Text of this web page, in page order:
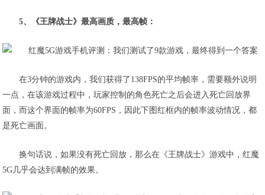
5、《王牌战士》最高画质，最高帧：
在3分钟的游戏内，我们获得了138FPS的平均帧率 ，需要额外说明
一点，在该游戏过程中，玩家控制的角色死亡之后会进入死亡回放界
面，而这个界面的帧率为60FPS，因此下图红框内的帧率波动情况，都
是死亡画面。
换句话说，如果没有死亡回放，那么在《王牌战士》游戏中，红魔
5G几乎会达到满帧的效果。